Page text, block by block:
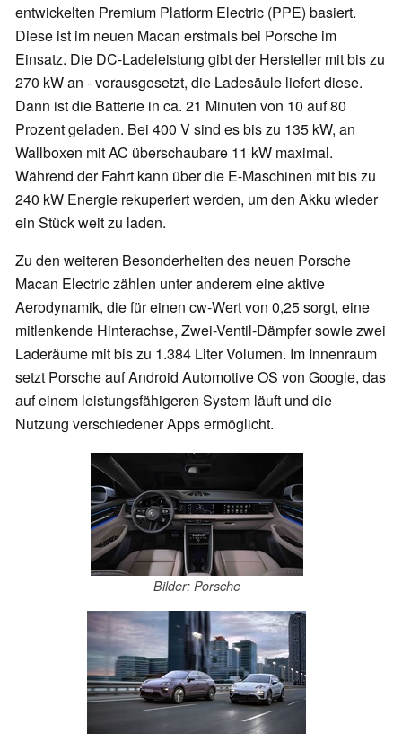
entwickelten Premium Platform Electric (PPE) basiert.
Diese ist im neuen Macan erstmals bei Porsche im
Einsatz. Die DC-Ladeleistung gibt der Hersteller mit bis zu
270 kW an - vorausgesetzt, die Ladesäule liefert diese.
Dann ist die Batterie in ca. 21 Minuten von 10 auf 80
Prozent geladen. Bei 400 V sind es bis zu 135 kW, an
Wallboxen mit AC überschaubare 11 kW maximal.
Während der Fahrt kann über die E-Maschinen mit bis zu
240 kW Energie rekuperiert werden, um den Akku wieder
ein Stück weit zu laden.
Zu den weiteren Besonderheiten des neuen Porsche
Macan Electric zählen unter anderem eine aktive
Aerodynamik, die für einen cw-Wert von 0,25 sorgt, eine
mitlenkende Hinterachse, Zwei-Ventil-Dämpfer sowie zwei
Laderäume mit bis zu 1.384 Liter Volumen. Im Innenraum
setzt Porsche auf Android Automotive OS von Google, das
auf einem leistungsfähigeren System läuft und die
Nutzung verschiedener Apps ermöglicht.
Bilder: Porsche